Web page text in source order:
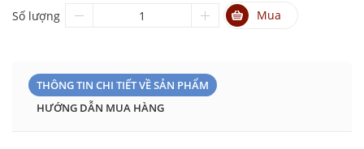
Số lượng Mua
THÔNG TIN CHI TIẾT VỀ SẢN PHẨM
HƯỚNG DẪN MUA HÀNG